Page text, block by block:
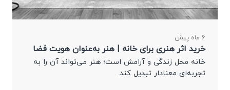
6 ماه پیش
خرید اثر هنری برای خانه | هنر به‌عنوان هویت فضا
خانه محل زندگی و آرامش است؛ هنر می‌تواند آن را به
تجربه‌ای معنا‌دار تبدیل کند.